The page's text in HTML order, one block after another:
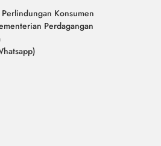
Konsumen
Perdagangan